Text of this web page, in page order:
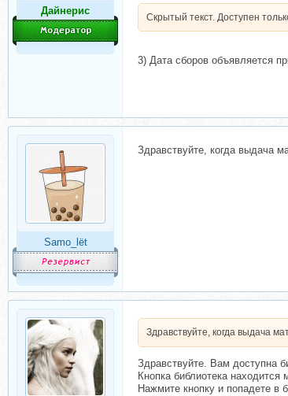
Дайнерис
Скрытый текст. Доступен
3) Дата сборов объявляется
Samo_lët
Здравствуйте, когда выдача
Здравствуйте, когда выдача
Здравствуйте. Вам доступна
Кнопка библиотека
Нажмите кнопку и попадете в